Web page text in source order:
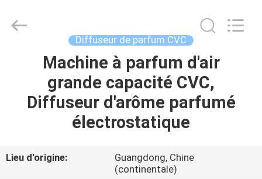
MAISON
PRODUITS
Online
Market.
Diffuseur de parfum CVC
Machine à parfum d'air
grande capacité CVC,
Diffuseur d'arôme parfumé
électrostatique
Lieu d'origine:
Guangdong, Chine
(continentale)